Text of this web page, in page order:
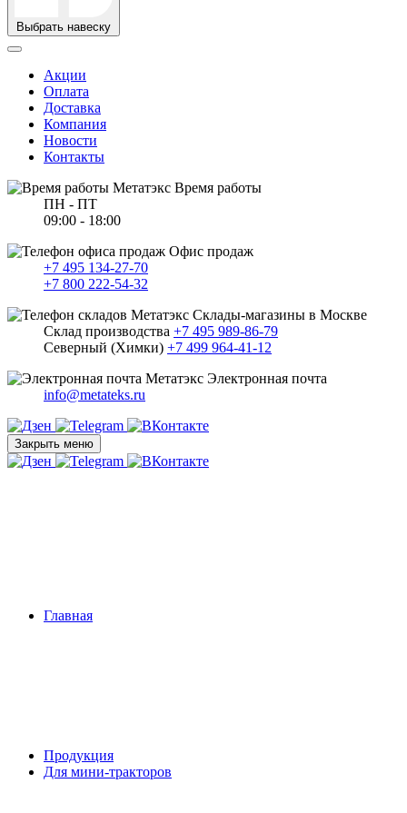
Выбрать навеску
Акции
Оплата
Доставка
Компания
Новости
Контакты
Время работы
ПН - ПТ
09:00 - 18:00
Офис продаж
+7 495 134-27-70
+7 800 222-54-32
Склады-магазины в Москве
Склад производства +7 495 989-86-79
Северный (Химки) +7 499 964-41-12
Электронная почта
info@metateks.ru
Закрыть меню
Главная
Продукция
Для мини-тракторов